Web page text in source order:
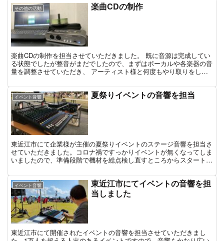
その他の活動 楽曲CDの制作
楽曲CDの制作を担当させていただきました。 既に音源は完成してい
る状態でしたが整音がまだでしたので、まずはボーカルや各楽器の音
量を調整させていただき、 アーティスト様と何度もやり取りをしな
イベント音響 夏祭りイベントの音響を担当
東近江市にて企業様が主催の夏祭りイベントのステージ音響を担当さ
せていただきました。コロナ禍ですっかりイベントが無くなってしま
いましたので、準備段階で機材を総点検し直すところからスタートで
イベント音響
東近江市にてイベントの音響を担
当しました
東近江市にて開催されたイベントの音響を担当させていただきまし